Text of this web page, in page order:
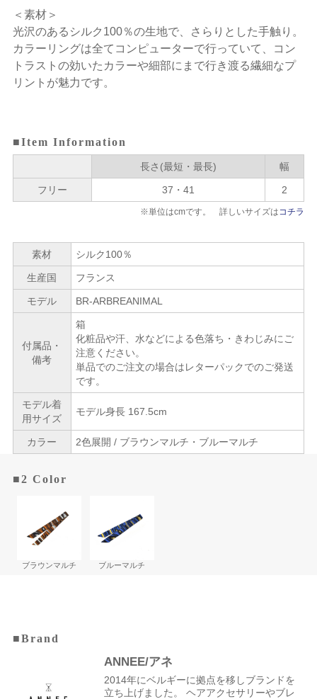
＜素材＞
光沢のあるシルク100％の生地で、さらりとした手触り。
カラーリングは全てコンピューターで行っていて、コン
トラストの効いたカラーや細部にまで行き渡る繊細なプ
リントが魅力です。
■Item Information
長さ(最短・最長) 幅
フリー 37・41 2
※単位はcmです。 詳しいサイズはコチラ
素材 シルク100％
生産国 フランス
モデル BR-ARBREANIMAL
付属品・
備考
箱
化粧品や汗、水などによる色落ち・きわじみにご
注意ください。
単品でのご注文の場合はレターパックでのご発送
です。
モデル着
用サイズ
モデル身長 167.5cm
カラー 2色展開 / ブラウンマルチ・ブルーマルチ
■2 Color
ブラウンマルチ ブルーマルチ
■Brand
ANNEE/アネ
2014年にベルギーに拠点を移しブランドを
立ち上げました。 ヘアアクセサリーやブレ